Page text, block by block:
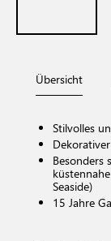
Übersicht
Stilvolles
Besonders
Seaside)
15 Jahre